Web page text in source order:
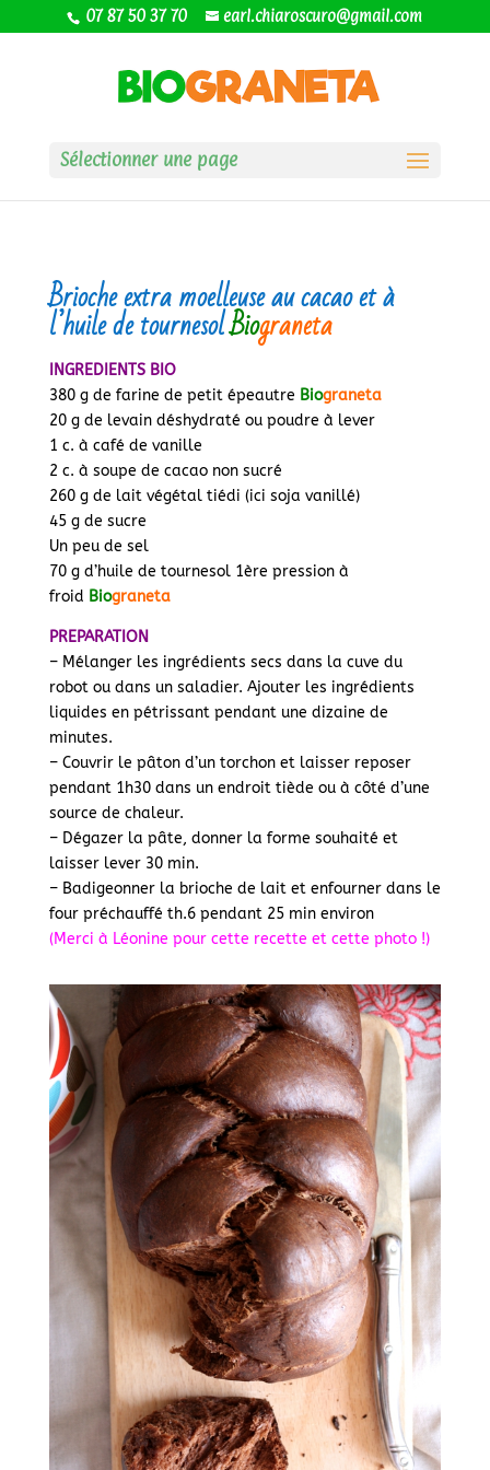
07 87 50 37 70 earl.chiaroscuro@gmail.com
Sélectionner une page
Brioche extra moelleuse au cacao et à
l’huile de tournesolBiograneta
INGREDIENTS BIO
380 g de farine de petit épeautre Biograneta
20 g de levain déshydraté ou poudre à lever
1 c. à café de vanille
2 c. à soupe de cacao non sucré
260 g de lait végétal tiédi (ici soja vanillé)
45 g de sucre
Un peu de sel
70 g d’huile de tournesol 1ère pression à
froid Biograneta
PREPARATION
– Mélanger les ingrédients secs dans la cuve du
robot ou dans un saladier. Ajouter les ingrédients
liquides en pétrissant pendant une dizaine de
minutes.
– Couvrir le pâton d’un torchon et laisser reposer
pendant 1h30 dans un endroit tiède ou à côté d’une
source de chaleur.
– Dégazer la pâte, donner la forme souhaité et
laisser lever 30 min.
– Badigeonner la brioche de lait et enfourner dans le
four préchauffé th.6 pendant 25 min environ
(Merci à Léonine pour cette recette et cette photo !)